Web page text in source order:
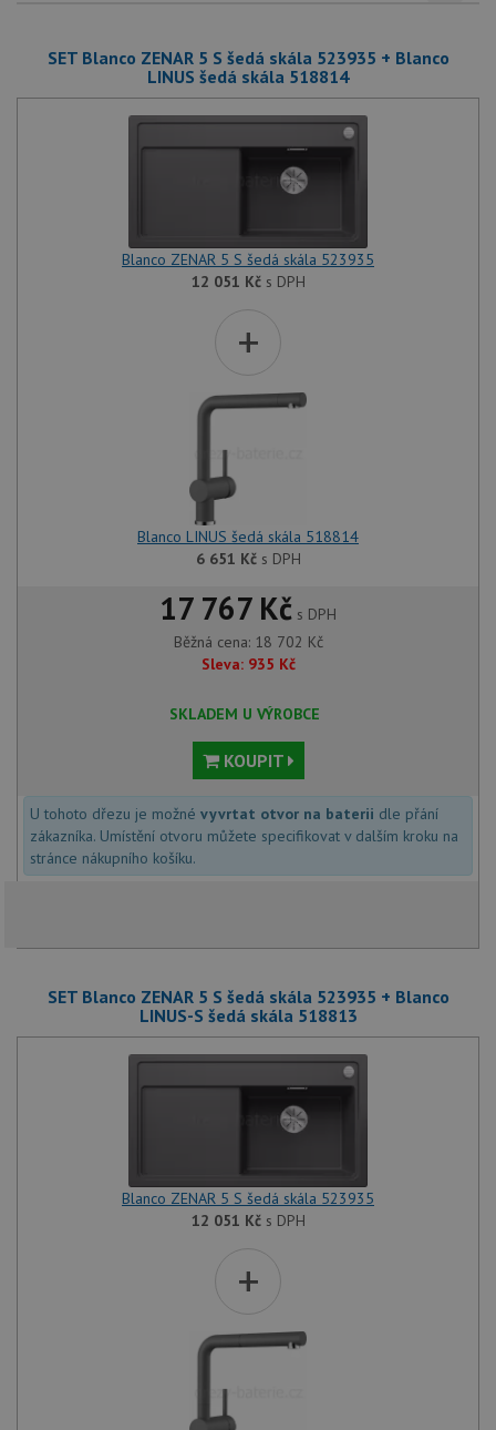
SET Blanco ZENAR 5 S šedá skála 523935 + Blanco
LINUS šedá skála 518814
Blanco ZENAR 5 S šedá skála 523935
12 051 Kčs DPH
+
Blanco LINUS šedá skála 518814
6 651 Kčs DPH
17 767 Kč s DPH
Běžná cena: 18 702 Kč
Sleva: 935 Kč
SKLADEM U VÝROBCE
KOUPIT
U tohoto dřezu je možné vyvrtat otvor na baterii dle přání
zákazníka. Umístění otvoru můžete specifikovat v dalším kroku na
stránce nákupního košíku.
SET Blanco ZENAR 5 S šedá skála 523935 + Blanco
LINUS-S šedá skála 518813
Blanco ZENAR 5 S šedá skála 523935
12 051 Kčs DPH
+